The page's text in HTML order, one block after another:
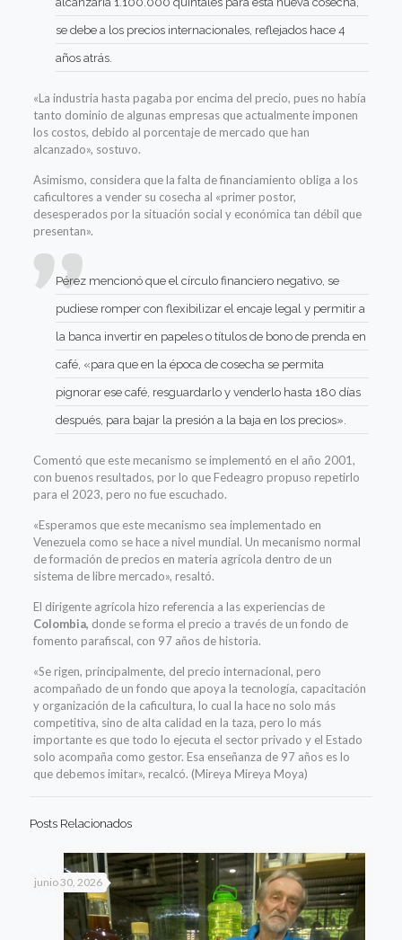
se debe a los precios internacionales, reflejados hace 4
años atrás.
«La industria hasta pagaba por encima del precio, pues no había
tanto dominio de algunas empresas que actualmente imponen
los costos, debido al porcentaje de mercado que han
alcanzado», sostuvo.
Asimismo, considera que la falta de financiamiento obliga a los
caficultores a vender su cosecha al «primer postor,
desesperados por la situación social y económica tan débil que
presentan».
Pérez mencionó que el círculo financiero negativo, se
pudiese romper con flexibilizar el encaje legal y permitir a
la banca invertir en papeles o títulos de bono de prenda en
café, «para que en la época de cosecha se permita
pignorar ese café, resguardarlo y venderlo hasta 180 días
después, para bajar la presión a la baja en los precios».
Comentó que este mecanismo se implementó en el año 2001,
con buenos resultados, por lo que Fedeagro propuso repetirlo
para el 2023, pero no fue escuchado.
«Esperamos que este mecanismo sea implementado en
Venezuela como se hace a nivel mundial. Un mecanismo normal
de formación de precios en materia agrícola dentro de un
sistema de libre mercado», resaltó.
El dirigente agrícola hizo referencia a las experiencias de
Colombia, donde se forma el precio a través de un fondo de
fomento parafiscal, con 97 años de historia.
«Se rigen, principalmente, del precio internacional, pero
acompañado de un fondo que apoya la tecnología, capacitación
y organización de la caficultura, lo cual la hace no solo más
competitiva, sino de alta calidad en la taza, pero lo más
importante es que todo lo ejecuta el sector privado y el Estado
solo acompaña como gestor. Esa enseñanza de 97 años es lo
que debemos imitar», recalcó. (Mireya Mireya Moya)
Posts Relacionados
junio 30, 2026